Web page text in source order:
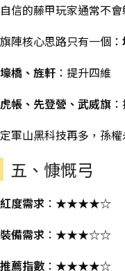
自信的藤甲玩家通常不會
旗陣核心思路只有一個：
壕橋、旌軒 ：提升四維
虎帳、先登營、武威旗
定軍山黑科技再多，孫
五、慷慨弓
紅度需求 ：★★★★☆
裝備需求 ：★★★☆☆
推薦指數 ：★★★★☆